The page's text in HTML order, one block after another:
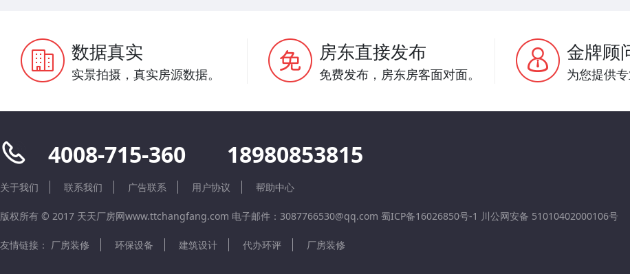
数据真实
实景拍摄，真实房源数据。
房东直接发布
免费发布，房东房客面对面。
金牌顾
为您提供专
4008-715-360 18980853815
关于我们 联系我们 广告联系 用户协议 帮助中心
版权所有 © 2017 天天厂房网www.ttchangfang.com 电子邮件：3087766530@qq.com 蜀ICP备16026850号-1 川公网安备 51010402000106号
友情链接： 厂房装修 环保设备 建筑设计 代办环评 厂房装修